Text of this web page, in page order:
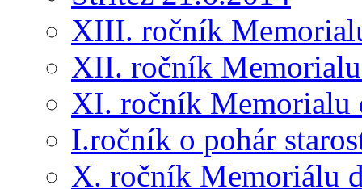
XIII. ročník
XII. ročník
XI. ročník Memorialu
I.ročník o pohár
X. ročník Memoriálu